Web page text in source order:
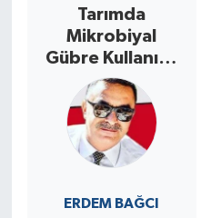
Tarımda
Mikrobiyal
Gübre Kullanımı
ve Bacillus
Bakterilerinin
Önemi
ERDEM BAĞCI